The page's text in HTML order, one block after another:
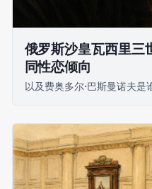
俄罗斯沙皇瓦西里三
同性恋倾向
以及费奥多尔·巴斯曼诺夫是